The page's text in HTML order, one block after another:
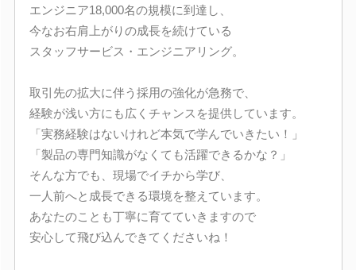
エンジニア18,000名の規模に到達し、
今なお右肩上がりの成長を続けている
スタッフサービス・エンジニアリング。
取引先の拡大に伴う採用の強化が急務で、
経験が浅い方にも広くチャンスを提供しています。
「実務経験はないけれど本気で学んでいきたい！」
「製品の専門知識がなくても活躍できるかな？」
そんな方でも、現場でイチから学び、
一人前へと成長できる環境を整えています。
あなたのことも丁寧に育てていきますので
安心して飛び込んできてくださいね！